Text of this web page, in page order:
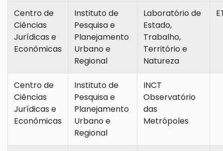
Centro de
Ciências
Jurídicas e
Econômicas
Instituto de
Pesquisa e
Planejamento
Urbano e
Regional
Laboratório de
Estado,
Trabalho,
Território e
Natureza
Centro de
Ciências
Jurídicas e
Econômicas
Instituto de
Pesquisa e
Planejamento
Urbano e
Regional
INCT
Observatório
das
Metrópoles